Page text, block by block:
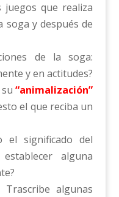
juegos que realiza
soga y después de
de la soga:
y en actitudes?
su“animalización”
el que reciba un
el significado del
alguna
algunas